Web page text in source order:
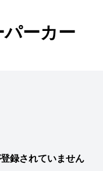
ーカー
録されていません